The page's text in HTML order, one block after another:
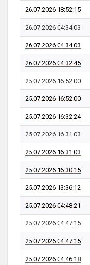
26.07.2026 18:52:15
26.07.2026 04:34:03
26.07.2026 04:34:03
26.07.2026 04:32:45
25.07.2026 16:52:00
25.07.2026 16:52:00
25.07.2026 16:32:24
25.07.2026 16:31:03
25.07.2026 16:31:03
25.07.2026 16:30:15
25.07.2026 13:36:12
25.07.2026 04:48:21
25.07.2026 04:47:15
25.07.2026 04:47:15
25.07.2026 04:46:18